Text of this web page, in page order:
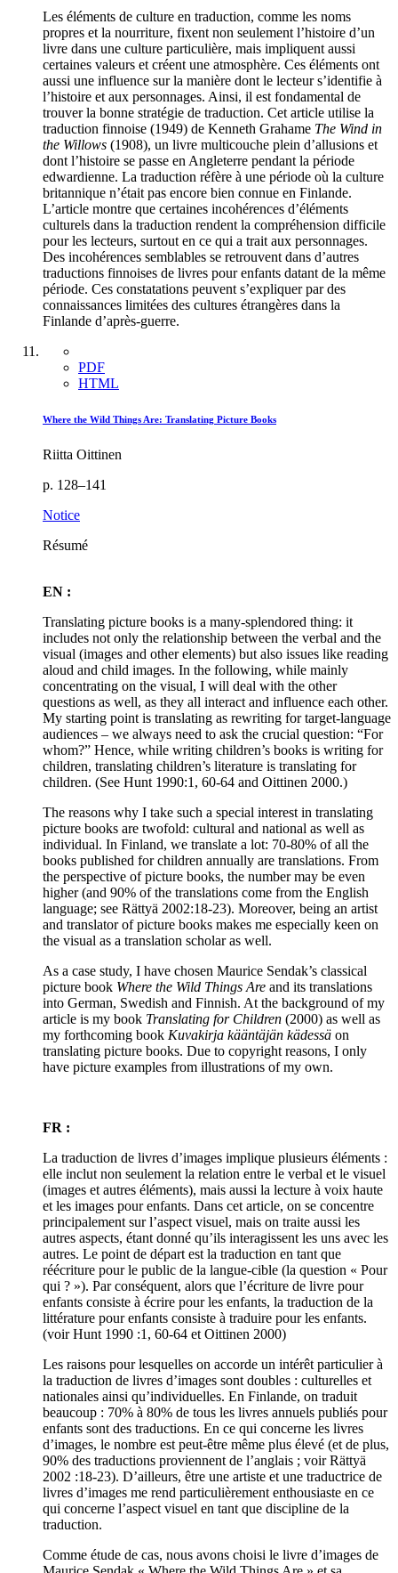
Les éléments de culture en traduction, comme les noms
propres et la nourriture, fixent non seulement l’histoire d’un
livre dans une culture particulière, mais impliquent aussi
certaines valeurs et créent une atmosphère. Ces éléments ont
aussi une influence sur la manière dont le lecteur s’identifie à
l’histoire et aux personnages. Ainsi, il est fondamental de
trouver la bonne stratégie de traduction. Cet article utilise la
traduction finnoise (1949) de Kenneth Grahame The Wind in
the Willows (1908), un livre multicouche plein d’allusions et
dont l’histoire se passe en Angleterre pendant la période
edwardienne. La traduction réfère à une période où la culture
britannique n’était pas encore bien connue en Finlande.
L’article montre que certaines incohérences d’éléments
culturels dans la traduction rendent la compréhension difficile
pour les lecteurs, surtout en ce qui a trait aux personnages.
Des incohérences semblables se retrouvent dans d’autres
traductions finnoises de livres pour enfants datant de la même
période. Ces constatations peuvent s’expliquer par des
connaissances limitées des cultures étrangères dans la
Finlande d’après-guerre.
PDF
HTML
Where the Wild Things Are: Translating Picture Books
Riitta Oittinen
p. 128–141
Notice
Résumé
EN :
Translating picture books is a many-splendored thing: it
includes not only the relationship between the verbal and the
visual (images and other elements) but also issues like reading
aloud and child images. In the following, while mainly
concentrating on the visual, I will deal with the other
questions as well, as they all interact and influence each other.
My starting point is translating as rewriting for target-language
audiences – we always need to ask the crucial question: “For
whom?” Hence, while writing children’s books is writing for
children, translating children’s literature is translating for
children. (See Hunt 1990:1, 60-64 and Oittinen 2000.)
The reasons why I take such a special interest in translating
picture books are twofold: cultural and national as well as
individual. In Finland, we translate a lot: 70-80% of all the
books published for children annually are translations. From
the perspective of picture books, the number may be even
higher (and 90% of the translations come from the English
language; see Rättyä 2002:18-23). Moreover, being an artist
and translator of picture books makes me especially keen on
the visual as a translation scholar as well.
As a case study, I have chosen Maurice Sendak’s classical
picture book Where the Wild Things Are and its translations
into German, Swedish and Finnish. At the background of my
article is my book Translating for Children (2000) as well as
my forthcoming book Kuvakirja kääntäjän kädessä on
translating picture books. Due to copyright reasons, I only
have picture examples from illustrations of my own.
FR :
La traduction de livres d’images implique plusieurs éléments :
elle inclut non seulement la relation entre le verbal et le visuel
(images et autres éléments), mais aussi la lecture à voix haute
et les images pour enfants. Dans cet article, on se concentre
principalement sur l’aspect visuel, mais on traite aussi les
autres aspects, étant donné qu’ils interagissent les uns avec les
autres. Le point de départ est la traduction en tant que
réécriture pour le public de la langue-cible (la question « Pour
qui ? »). Par conséquent, alors que l’écriture de livre pour
enfants consiste à écrire pour les enfants, la traduction de la
littérature pour enfants consiste à traduire pour les enfants.
(voir Hunt 1990 :1, 60-64 et Oittinen 2000)
Les raisons pour lesquelles on accorde un intérêt particulier à
la traduction de livres d’images sont doubles : culturelles et
nationales ainsi qu’individuelles. En Finlande, on traduit
beaucoup : 70% à 80% de tous les livres annuels publiés pour
enfants sont des traductions. En ce qui concerne les livres
d’images, le nombre est peut-être même plus élevé (et de plus,
90% des traductions proviennent de l’anglais ; voir Rättyä
2002 :18-23). D’ailleurs, être une artiste et une traductrice de
livres d’images me rend particulièrement enthousiaste en ce
qui concerne l’aspect visuel en tant que discipline de la
traduction.
Comme étude de cas, nous avons choisi le livre d’images de